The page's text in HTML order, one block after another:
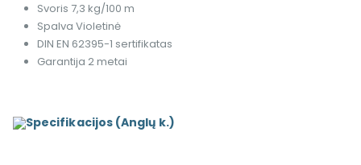
Svoris 7,3 kg/100 m
Spalva Violetinė
DIN EN 62395-1 sertifikatas
Garantija 2 metai
Specifikacijos (Anglų k.)